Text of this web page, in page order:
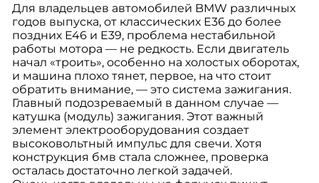
Для владельцев автомобилей BMW различных
годов выпуска, от классических Е36 до более
поздних E46 и E39, проблема нестабильной
работы мотора — не редкость. Если двигатель
начал «троить», особенно на холостых оборотах,
и машина плохо тянет, первое, на что стоит
обратить внимание, — это система зажигания.
Главный подозреваемый в данном случае —
катушка (модуль) зажигания. Этот важный
элемент электрооборудования создает
высоковольтный импульс для свечи. Хотя
конструкция бмв стала сложнее, проверка
осталась достаточно легкой задачей.